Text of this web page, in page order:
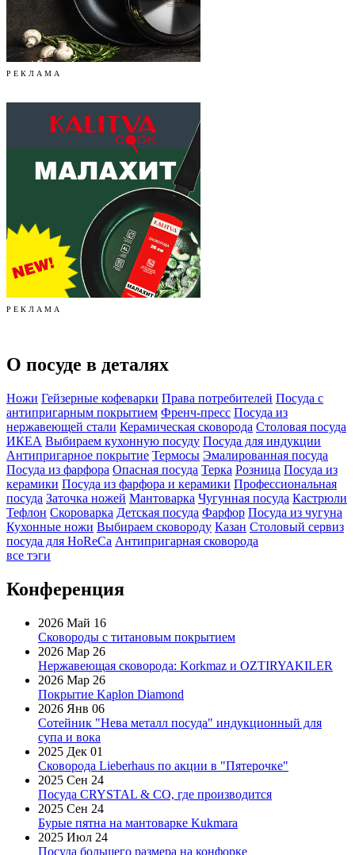
Р Е К Л А М А
Р Е К Л А М А
О посуде в деталях
Ножи Гейзерные кофеварки Права потребителей Посуда с
антипригарным покрытием Френч-пресс Посуда из
нержавеющей стали Керамическая сковорода Столовая посуда
ИКЕА Выбираем кухонную посуду Посуда для индукции
Антипригарное покрытие Термосы Эмалированная посуда
Посуда из фарфора Опасная посуда Терка Розница Посуда из
керамики Посуда из фарфора и керамики Профессиональная
посуда Заточка ножей Мантоварка Чугунная посуда Кастрюли
Тефлон Скороварка Детская посуда Фарфор Посуда из чугуна
Кухонные ножи Выбираем сковороду Казан Столовый сервиз
посуда для HoReCa Антипригарная сковорода
все тэги
Конференция
2026 Май 16
Сковороды с титановым покрытием
2026 Мар 26
Нержавеющая сковорода: Korkmaz и OZTIRYAKILER
2026 Мар 26
Покрытие Kaplon Diamond
2026 Янв 06
Сотейник "Нева металл посуда" индукционный для
супа и вока
2025 Дек 01
Сковорода Lieberhaus по акции в "Пятерочке"
2025 Сен 24
Посуда CRYSTAL & CO, где производится
2025 Сен 24
Бурые пятна на мантоварке Kukmara
2025 Июл 24
Посуда большего размера на конфорке